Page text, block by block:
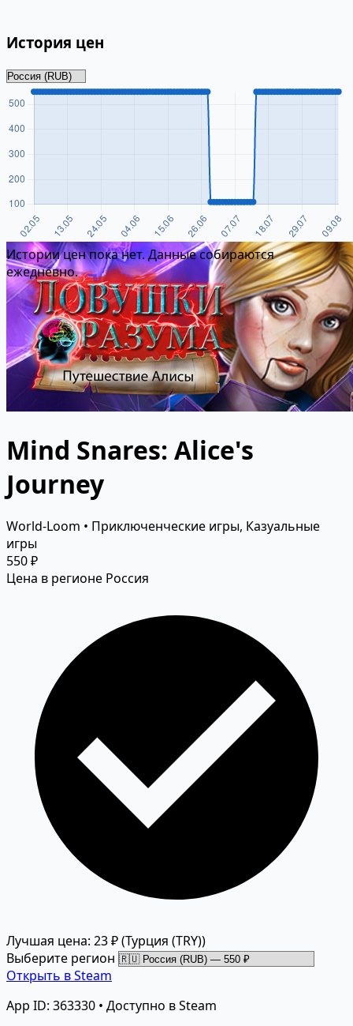
История цен
Истории цен пока нет. Данные собираются
ежедневно.
Mind Snares: Alice's
Journey
World-Loom • Приключенческие игры, Казуальные
игры
550 ₽
Цена в регионе Россия
Лучшая цена: 23 ₽(Турция (TRY))
Выберите регион
Открыть в Steam
App ID: 363330 • Доступно в Steam